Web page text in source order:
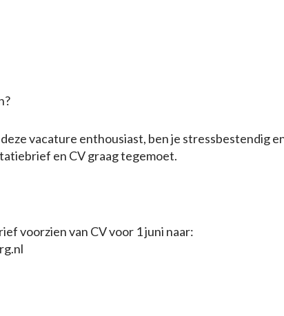
deze vacature enthousiast, ben je stressbestendig
en CV graag tegemoet.
voorzien van CV voor 1 juni naar: